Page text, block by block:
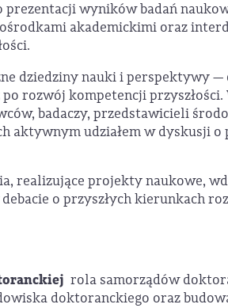
wyników badań
akademickimi oraz
dziedziny nauki i perspektywy
rozwój kompetencji
badaczy, przedstawicieli
udziałem w dyskusji o
realizujące projekty naukowe,
o przyszłych kierunkach
rola samorządów
doktoranckiego oraz